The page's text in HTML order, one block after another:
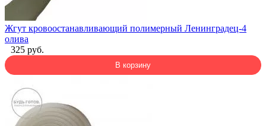
Жгут кровоостанавливающий полимерный Ленинградец-4
олива
325 руб.
В корзину